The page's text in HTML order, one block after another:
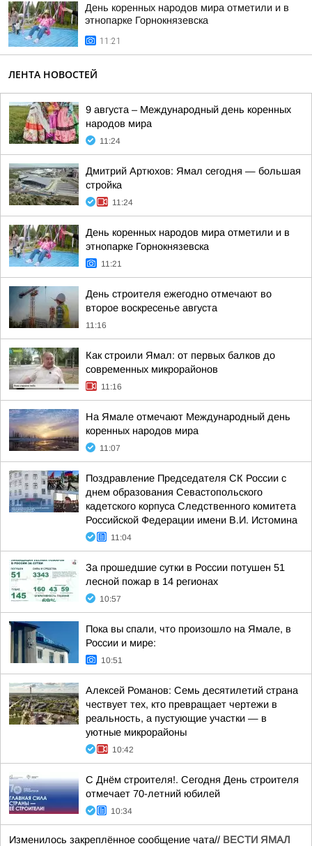
День коренных народов мира отметили и в
этнопарке Горнокнязевска
11:21
ЛЕНТА НОВОСТЕЙ
9 августа – Международный день коренных
народов мира
11:24
Дмитрий Артюхов: Ямал сегодня — большая
стройка
11:24
День коренных народов мира отметили и в
этнопарке Горнокнязевска
11:21
День строителя ежегодно отмечают во
второе воскресенье августа
11:16
Как строили Ямал: от первых балков до
современных микрорайонов
11:16
На Ямале отмечают Международный день
коренных народов мира
11:07
Поздравление Председателя СК России с
днем образования Севастопольского
кадетского корпуса Следственного комитета
Российской Федерации имени В.И. Истомина
11:04
За прошедшие сутки в России потушен 51
лесной пожар в 14 регионах
10:57
Пока вы спали, что произошло на Ямале, в
России и мире:
10:51
Алексей Романов: Семь десятилетий страна
чествует тех, кто превращает чертежи в
реальность, а пустующие участки — в
уютные микрорайоны
10:42
С Днём строителя!. Сегодня День строителя
отмечает 70-летний юбилей
10:34
Изменилось закреплённое сообщение чата// ВЕСТИ ЯМАЛ